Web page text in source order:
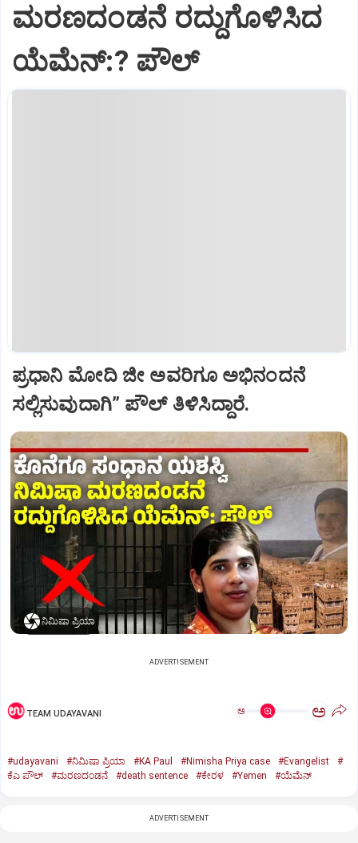
ಮರಣದಂಡನೆ ರದ್ದುಗೊಳಿಸಿದ
ಯೆಮೆನ್:? ಪೌಲ್
ಪ್ರಧಾನಿ ಮೋದಿ ಜೀ ಅವರಿಗೂ ಅಭಿನಂದನೆ
ಸಲ್ಲಿಸುವುದಾಗಿ” ಪೌಲ್‌ ತಿಳಿಸಿದ್ದಾರೆ.
ನಿಮಿಷಾ ಪ್ರಿಯಾ
ADVERTISEMENT
TEAM UDAYAVANI ಅ ಅ
#udayavani #ನಿಮಿಷಾ ಪ್ರಿಯಾ #KA Paul #Nimisha Priya case #Evangelist
#
ಕೆಎ ಪೌಲ್
#ಮರಣದಂಡನೆ #death sentence #ಕೇರಳ #Yemen #ಯೆಮೆನ್‌
ADVERTISEMENT